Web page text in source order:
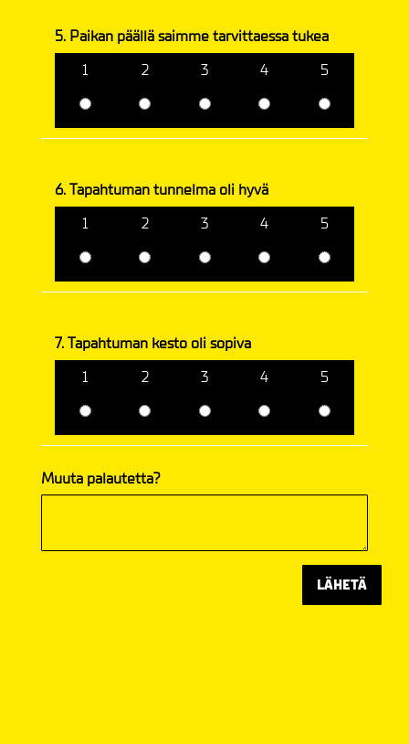
5. Paikan päällä saimme tarvittaessa tukea
1
2 3 4 5
6. Tapahtuman tunnelma oli hyvä
1
2 3 4 5
7. Tapahtuman kesto oli sopiva
1
2 3 4 5
Muuta palautetta?
LÄHETÄ